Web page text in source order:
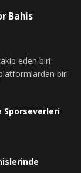
Bahis
eden biri
biri